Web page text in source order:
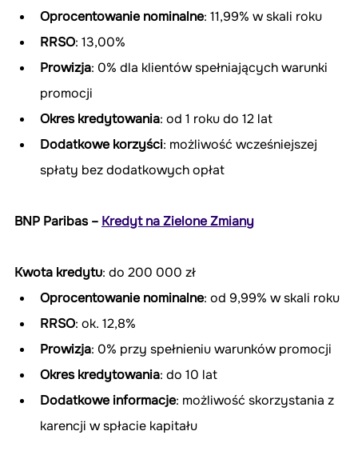
Oprocentowanie nominalne: 11,99% w skali roku
RRSO: 13,00%
Prowizja: 0% dla klientów spełniających warunki
promocji
Okres kredytowania: od 1 roku do 12 lat
Dodatkowe korzyści: możliwość wcześniejszej
spłaty bez dodatkowych opłat
BNP Paribas – Kredyt na Zielone Zmiany
Kwota kredytu: do 200 000 zł
Oprocentowanie nominalne: od 9,99% w skali roku
RRSO: ok. 12,8%
Prowizja: 0% przy spełnieniu warunków promocji
Okres kredytowania: do 10 lat
Dodatkowe informacje: możliwość skorzystania z
karencji w spłacie kapitału